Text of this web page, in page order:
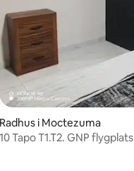
betyg, 120
Radhus i Moctezuma
10 Tapo T1.T2. GNP